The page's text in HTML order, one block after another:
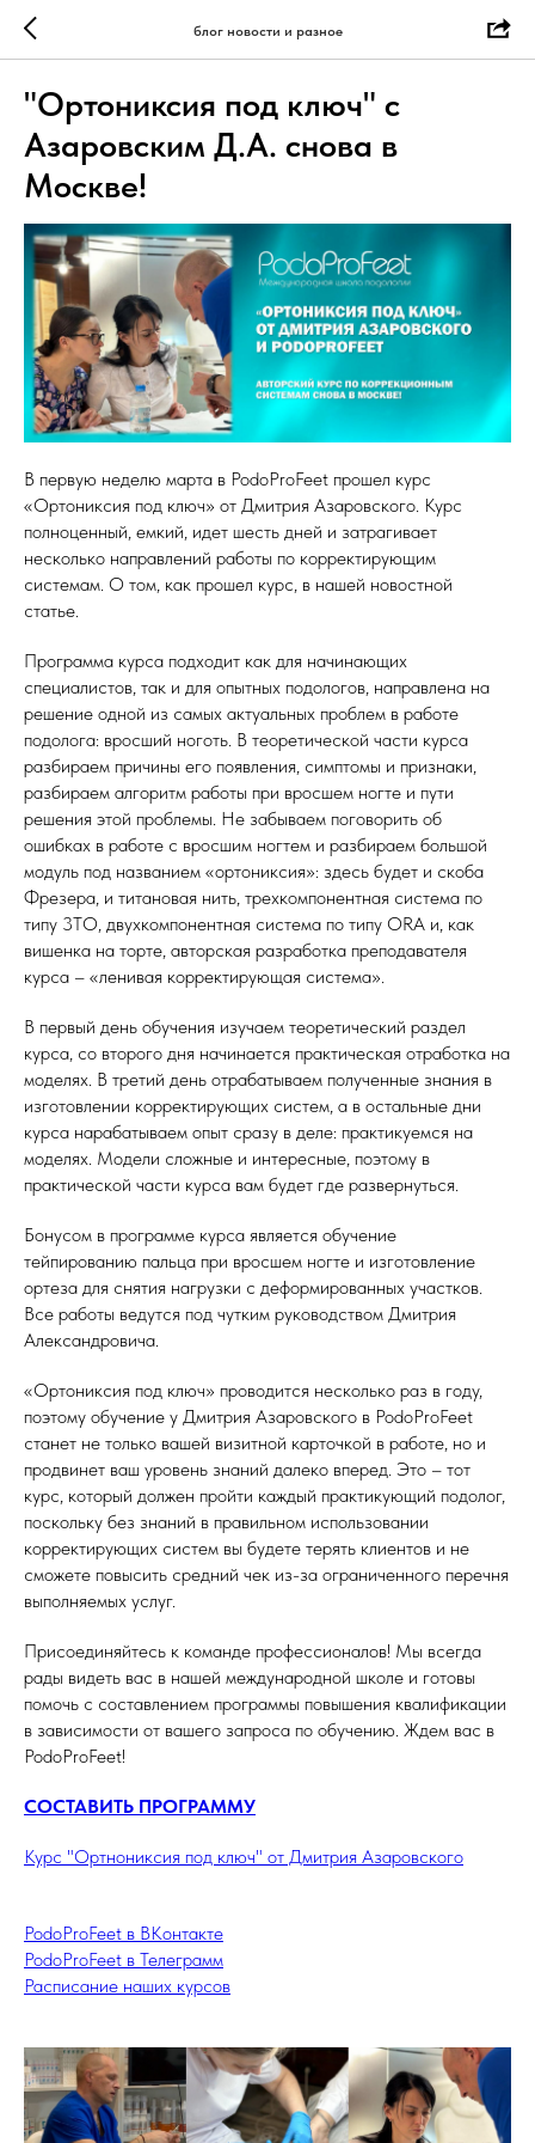
блог новости и разное
"Ортониксия под ключ" с
Азаровским Д.А. снова в
Москве!
В первую неделю марта в PodoProFeet прошел курс
«Ортониксия под ключ» от Дмитрия Азаровского. Курс
полноценный, емкий, идет шесть дней и затрагивает
несколько направлений работы по корректирующим
системам. О том, как прошел курс, в нашей новостной
статье.
Программа курса подходит как для начинающих
специалистов, так и для опытных подологов, направлена на
решение одной из самых актуальных проблем в работе
подолога: вросший ноготь. В теоретической части курса
разбираем причины его появления, симптомы и признаки,
разбираем алгоритм работы при вросшем ногте и пути
решения этой проблемы. Не забываем поговорить об
ошибках в работе с вросшим ногтем и разбираем большой
модуль под названием «ортониксия»: здесь будет и скоба
Фрезера, и титановая нить, трехкомпонентная система по
типу 3ТО, двухкомпонентная система по типу ORA и, как
вишенка на торте, авторская разработка преподавателя
курса – «ленивая корректирующая система».
В первый день обучения изучаем теоретический раздел
курса, со второго дня начинается практическая отработка на
моделях. В третий день отрабатываем полученные знания в
изготовлении корректирующих систем, а в остальные дни
курса нарабатываем опыт сразу в деле: практикуемся на
моделях. Модели сложные и интересные, поэтому в
практической части курса вам будет где развернуться.
Бонусом в программе курса является обучение
тейпированию пальца при вросшем ногте и изготовление
ортеза для снятия нагрузки с деформированных участков.
Все работы ведутся под чутким руководством Дмитрия
Александровича.
«Ортониксия под ключ» проводится несколько раз в году,
поэтому обучение у Дмитрия Азаровского в PodoProFeet
станет не только вашей визитной карточкой в работе, но и
продвинет ваш уровень знаний далеко вперед. Это – тот
курс, который должен пройти каждый практикующий подолог,
поскольку без знаний в правильном использовании
корректирующих систем вы будете терять клиентов и не
сможете повысить средний чек из-за ограниченного перечня
выполняемых услуг.
Присоединяйтесь к команде профессионалов! Мы всегда
рады видеть вас в нашей международной школе и готовы
помочь с составлением программы повышения квалификации
в зависимости от вашего запроса по обучению. Ждем вас в
PodoProFeet!
СОСТАВИТЬ ПРОГРАММУ
Курс "Ортнониксия под ключ" от Дмитрия Азаровского
PodoProFeet в ВКонтакте
PodoProFeet в Телеграмм
Расписание наших курсов